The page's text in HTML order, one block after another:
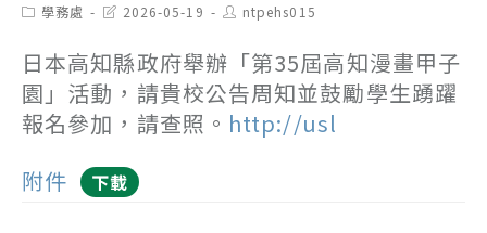
Post學務處
Post2026-05-19
Post
author:
ntpehs015
日本高知縣政府舉辦「第35屆高知漫畫甲子
園」活動，請貴校公告周知並鼓勵學生踴躍
報名參加，請查照。 http://usl
附件
下載